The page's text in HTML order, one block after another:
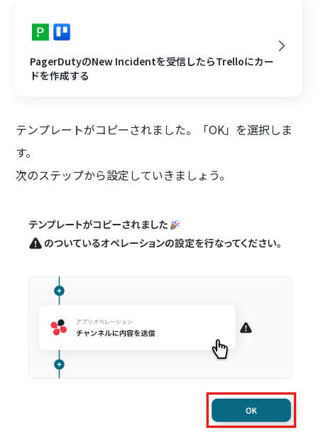
PagerDutyのNew Incidentを受信したらTrelloにカー
ドを作成する
テンプレートがコピーされました。「OK」を選択しま
す。
次のステップから設定していきましょう。